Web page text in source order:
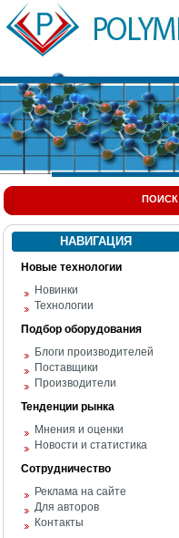
ПОИСК
НАВИГАЦИЯ
Новые технологии
Новинки
Технологии
Подбор оборудования
Блоги производителей
Поставщики
Производители
Тенденции рынка
Мнения и оценки
Новости и статистика
Сотрудничество
Реклама на сайте
Для авторов
Контакты